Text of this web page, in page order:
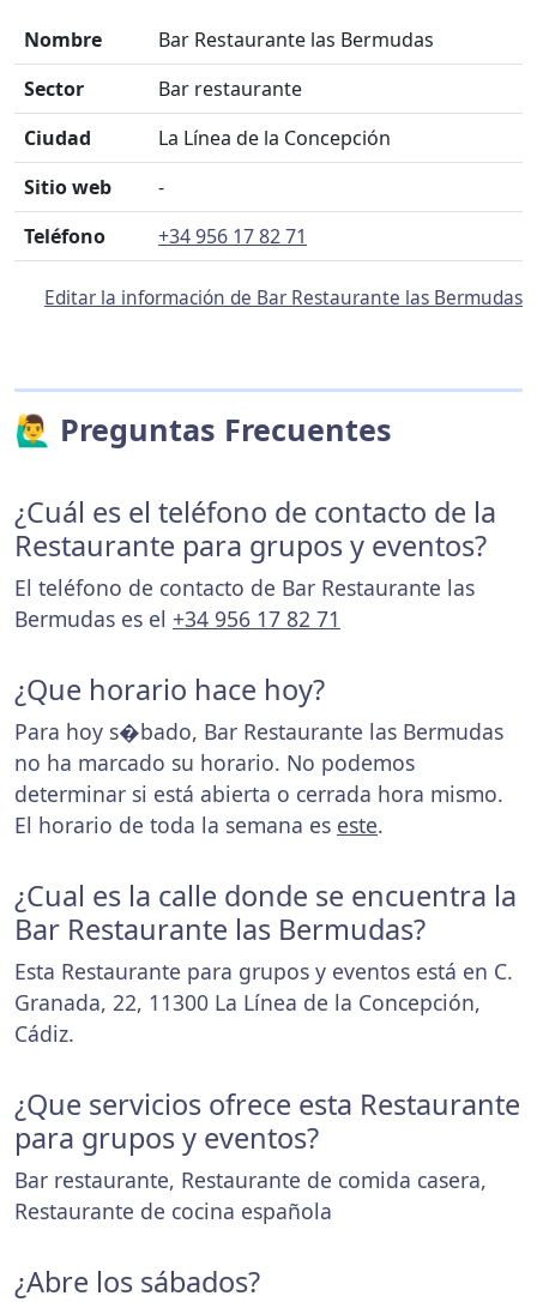
Nombre
Bar Restaurante las Bermudas
Sector
Bar restaurante
Ciudad
La Línea de la Concepción
Sitio web
-
Teléfono
+34 956 17 82 71
Editar la información de Bar Restaurante las Bermudas
🙋‍♂️ Preguntas Frecuentes
¿Cuál es el teléfono de contacto de la
Restaurante para grupos y eventos?
El teléfono de contacto de Bar Restaurante las
Bermudas es el +34 956 17 82 71
¿Que horario hace hoy?
Para hoy s�bado, Bar Restaurante las Bermudas
no ha marcado su horario. No podemos
determinar si está abierta o cerrada hora mismo.
El horario de toda la semana es este.
¿Cual es la calle donde se encuentra la
Bar Restaurante las Bermudas?
Esta Restaurante para grupos y eventos está en C.
Granada, 22, 11300 La Línea de la Concepción,
Cádiz.
¿Que servicios ofrece esta Restaurante
para grupos y eventos?
Bar restaurante, Restaurante de comida casera,
Restaurante de cocina española
¿Abre los sábados?